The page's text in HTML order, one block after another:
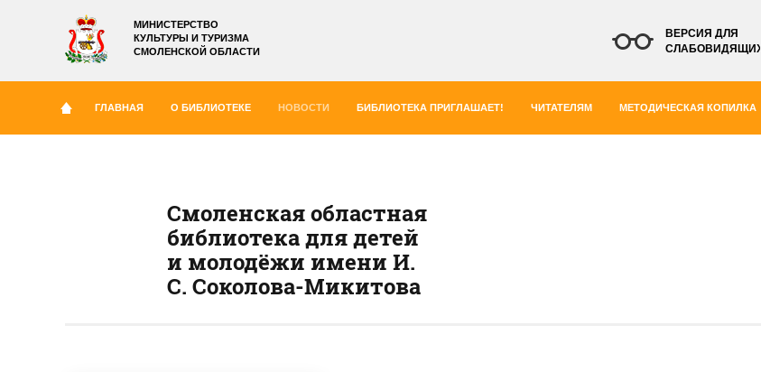
МИНИСТЕРСТВО
КУЛЬТУРЫ И ТУРИЗМА
СМОЛЕНСКОЙ ОБЛАСТИ
ВЕРСИЯ ДЛЯ
СЛАБОВИДЯЩИХ
ГЛАВНАЯ О БИБЛИОТЕКЕ НОВОСТИ БИБЛИОТЕКА ПРИГЛАШАЕТ! ЧИТАТЕЛЯМ МЕТОДИЧЕСКАЯ КОПИЛКА
Смоленская областная
библиотека для детей
и молодёжи имени И.
С. Соколова-Микитова